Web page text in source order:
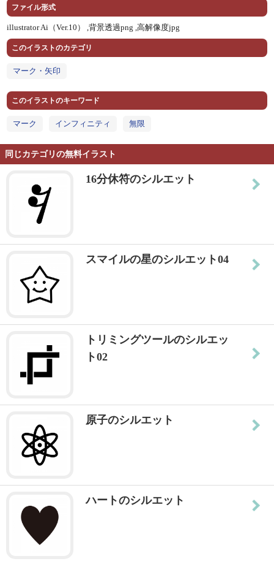
ファイル形式
illustrator Ai（Ver.10） ,背景透過png ,高解像度jpg
このイラストのカテゴリ
マーク・矢印
このイラストのキーワード
マーク インフィニティ 無限
同じカテゴリの無料イラスト
16分休符のシルエット
スマイルの星のシルエット04
トリミングツールのシルエッ
ト02
原子のシルエット
ハートのシルエット